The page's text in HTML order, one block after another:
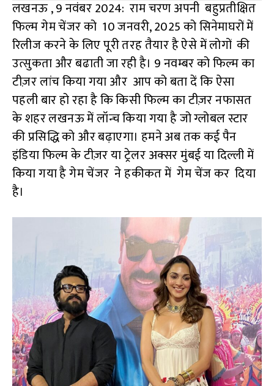
लखनऊ , 9 नवंबर 2024: राम चरण अपनी बहुप्रतीक्षित
फिल्म गेम चेंजर को 10 जनवरी, 2025 को सिनेमाघरों में
रिलीज करने के लिए पूरी तरह तैयार है ऐसे में लोगों की
उत्सुकता और बढाती जा रही है। 9 नवम्बर को फिल्म का
टीज़र लांच किया गया और आप को बता दें कि ऐसा
पहली बार हो रहा है कि किसी फिल्म का टीज़र नफासत
के शहर लखनऊ में लॉन्च किया गया है जो ग्लोबल स्टार
की प्रसिद्धि को और बढ़ाएगा। हमने अब तक कई पैन
इंडिया फिल्म के टीज़र या ट्रेलर अक्सर मुंबई या दिल्ली में
किया गया है गेम चेंजर ने हकीकत में गेम चेंज कर दिया
है।